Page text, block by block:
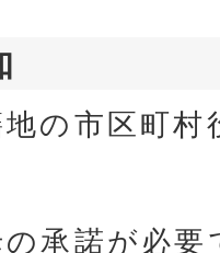
の市区町
承諾が必要